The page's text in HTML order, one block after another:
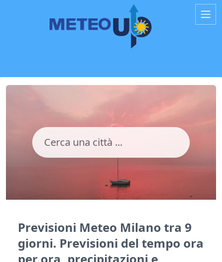
Previsioni Meteo Milano tra 9
giorni. Previsioni del tempo ora
per ora, precipitazioni e